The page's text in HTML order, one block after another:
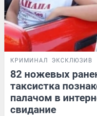
КРИМИНАЛ ЭКСКЛЮЗИВ
82 ножевых
таксистка
палачом в
свидание